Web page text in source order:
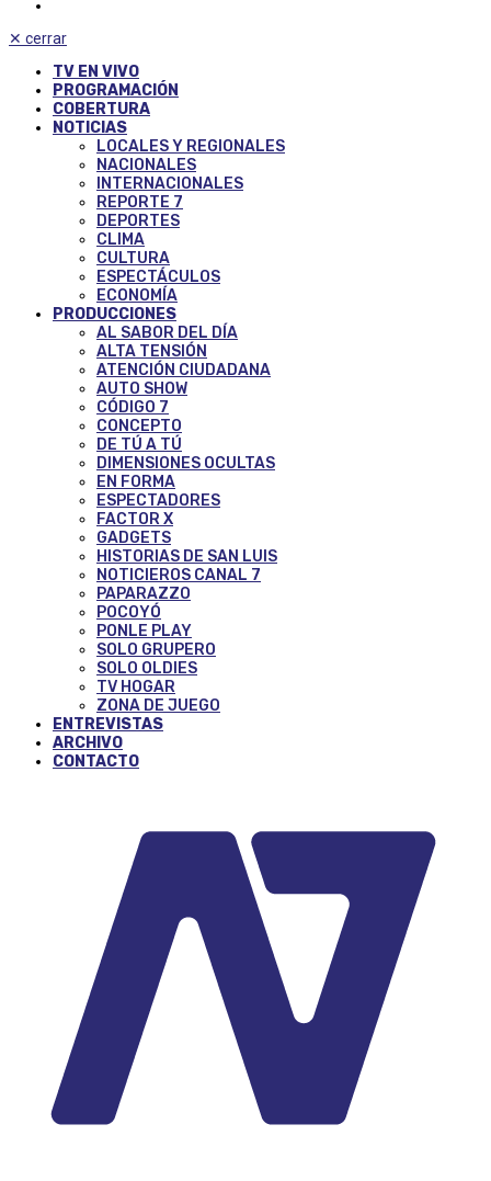
✕ cerrar
TV EN VIVO
PROGRAMACIÓN
COBERTURA
NOTICIAS
LOCALES Y REGIONALES
NACIONALES
INTERNACIONALES
REPORTE 7
DEPORTES
CLIMA
CULTURA
ESPECTÁCULOS
ECONOMÍA
PRODUCCIONES
AL SABOR DEL DÍA
ALTA TENSIÓN
ATENCIÓN CIUDADANA
AUTO SHOW
CÓDIGO 7
CONCEPTO
DE TÚ A TÚ
DIMENSIONES OCULTAS
EN FORMA
ESPECTADORES
FACTOR X
GADGETS
HISTORIAS DE SAN LUIS
NOTICIEROS CANAL 7
PAPARAZZO
POCOYÓ
PONLE PLAY
SOLO GRUPERO
SOLO OLDIES
TV HOGAR
ZONA DE JUEGO
ENTREVISTAS
ARCHIVO
CONTACTO